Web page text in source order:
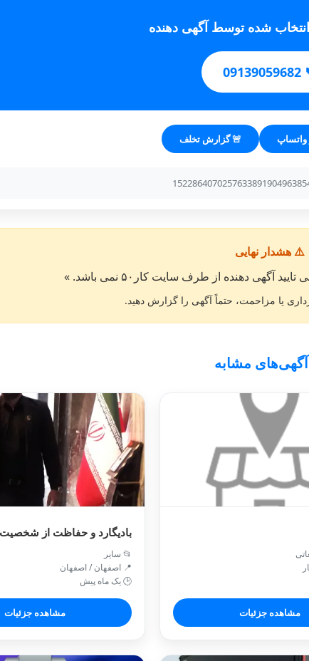
شده توسط آگهی دهنده
📞
واتساپ 🚨 گزارش تخلف
⚠️ هشدار نهایی
یا مزاحمت، حتماً آگهی را گزارش دهید.
مشابه
مشاهده جزئیات
بادیگارد و حفاظت از شخصیت
📂 سایر
📍 اصفهان / اصفهان
🕒 یک ماه پیش
مشاهده جزئیات